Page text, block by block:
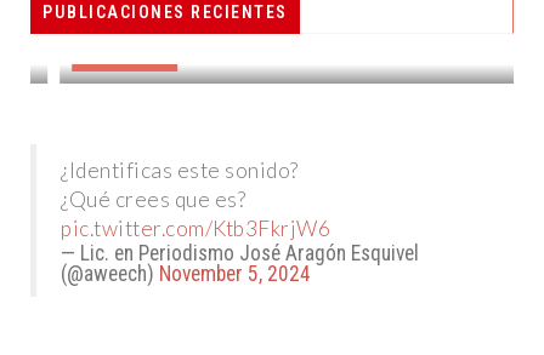
PUBLICACIONES RECIENTES
GOBERNADOR CORONA A EMBAJADORA DE TEMOZÓN
¿Identificas este sonido?
¿Qué crees que es?
pic.twitter.com/Ktb3FkrjW6
— Lic. en Periodismo José Aragón Esquivel
(@aweech) November 5, 2024